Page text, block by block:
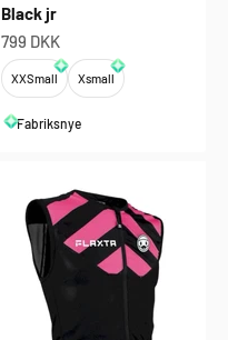
Black jr
Salgspris
799 DKK
XXSmall Xsmall
Fabriksnye